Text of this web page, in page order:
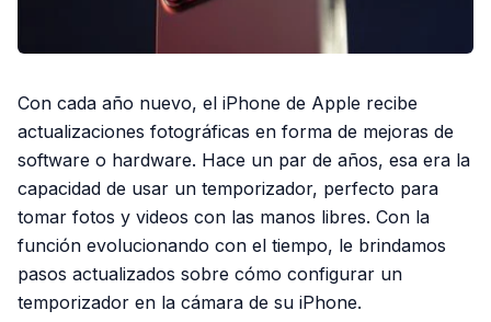
Con cada año nuevo, el iPhone de Apple recibe
actualizaciones fotográficas en forma de mejoras de
software o hardware. Hace un par de años, esa era la
capacidad de usar un temporizador, perfecto para
tomar fotos y videos con las manos libres. Con la
función evolucionando con el tiempo, le brindamos
pasos actualizados sobre cómo configurar un
temporizador en la cámara de su iPhone.